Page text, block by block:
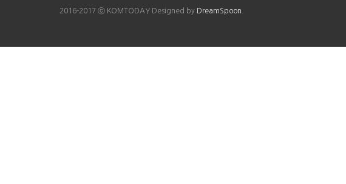
2016-2017 ⓒ KOMTODAY Designed by DreamSpoon